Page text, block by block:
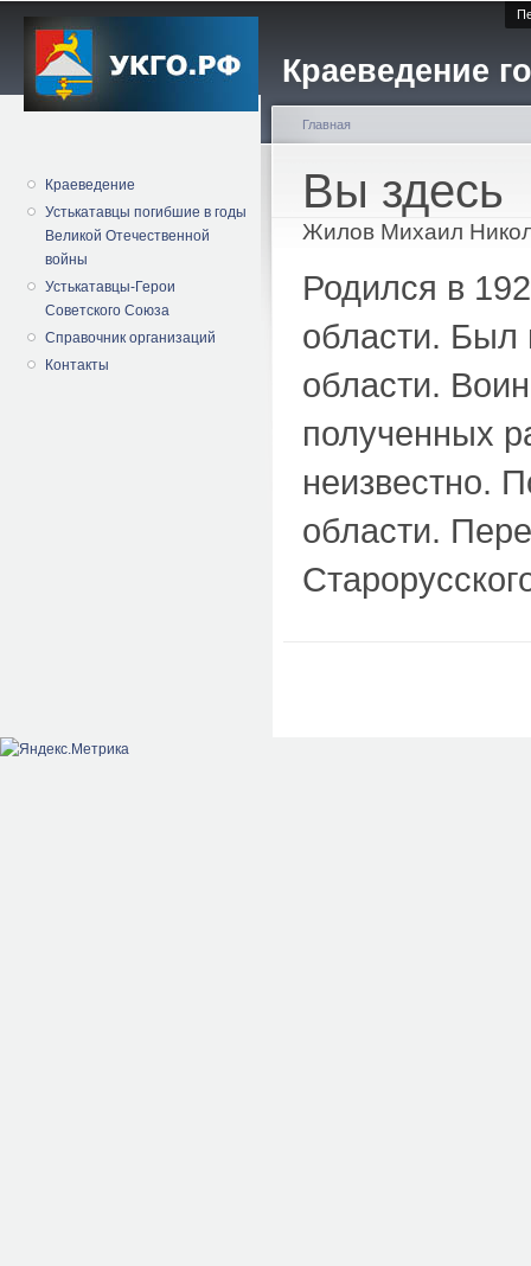
Краеведение
Краеведение
Устькатавцы погибшие в годы
Великой Отечественной
войны
Устькатавцы-Герои
Советского Союза
Справочник организаций
Контакты
Вы здесь
Главная
Жилов Михаил
Родился в
области. Был
области.
полученных
неизвестно.
области.